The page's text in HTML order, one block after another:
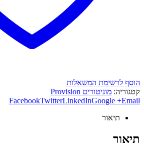
הוסף לרשימת המשאלות
קטגוריה: מוניטורים Provision
FacebookTwitterLinkedInGoogle +Email
תיאור
תיאור